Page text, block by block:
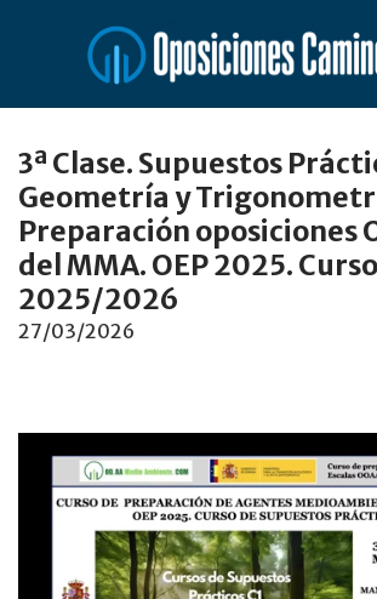
contenido
3ª Clase. Supuestos
Geometría y
Preparación oposiciones
del MMA. OEP 2025. Curso
2025/2026
27/03/2026